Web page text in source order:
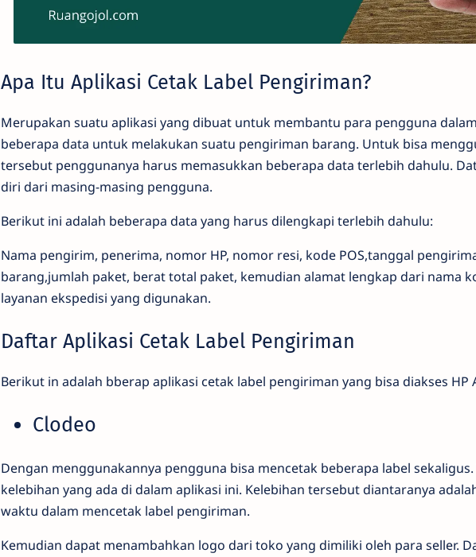
Apa Itu Aplikasi Cetak Label Pengiriman?
Merupakan suatu aplikasi yang dibuat untuk membantu para pengguna
beberapa data untuk melakukan suatu pengiriman barang. Untuk bisa
tersebut penggunanya harus memasukkan beberapa data terlebih dahulu.
diri dari masing-masing pengguna.
Berikut ini adalah beberapa data yang harus dilengkapi terlebih dahulu:
Nama pengirim, penerima, nomor HP, nomor resi, kode POS,tanggal
barang,jumlah paket, berat total paket, kemudian alamat lengkap dari nama
layanan ekspedisi yang digunakan.
Daftar Aplikasi Cetak Label Pengiriman
Berikut in adalah bberap aplikasi cetak label pengiriman yang bisa diakses HP
Clodeo
Dengan menggunakannya pengguna bisa mencetak beberapa label
kelebihan yang ada di dalam aplikasi ini. Kelebihan tersebut diantaranya
waktu dalam mencetak label pengiriman.
Kemudian dapat menambahkan logo dari toko yang dimiliki oleh para seller.